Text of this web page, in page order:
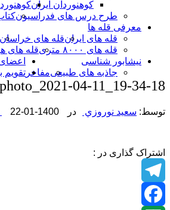
کوهنوردان ایران
طرح درس های فدراسیون
معرفی قله ها
قله های ایرانقله های خراسان
قله های ۸۰۰۰ متری
قله های
نیشابور شناسی
جاذبه های طبیعیمفاخر تقویم
photo_2021-04-11_19-34-18
توسط: سعيد نوروزي در 1400-01-22
اشتراک گذاری در :
Telegram